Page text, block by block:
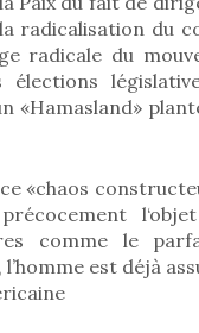
radicalisation du
radicale du
élections
«Hamasland»
«chaos
comme le
est déjà